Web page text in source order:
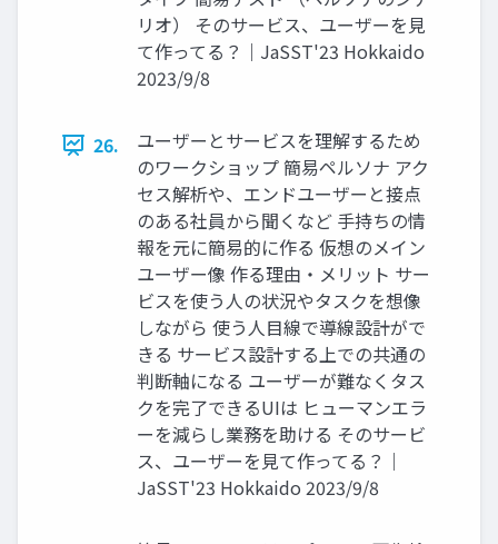
リオ） そのサービス、ユーザーを見
て作ってる？｜JaSST'23 Hokkaido
2023/9/8
26.
ユーザーとサービスを理解するため
のワークショップ 簡易ペルソナ アク
セス解析や、エンドユーザーと接点
のある社員から聞くなど 手持ちの情
報を元に簡易的に作る 仮想のメイン
ユーザー像 作る理由・メリット サー
ビスを使う人の状況やタスクを想像
しながら 使う人目線で導線設計がで
きる サービス設計する上での共通の
判断軸になる ユーザーが難なくタス
クを完了できるUIは ヒューマンエラ
ーを減らし業務を助ける そのサービ
ス、ユーザーを見て作ってる？｜
JaSST'23 Hokkaido 2023/9/8